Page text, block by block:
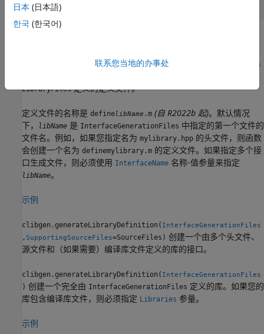
mex -setup
clibgen.generateLibraryDefinition(InterfaceGenerationFiles
LibraryFiles定义的定义文件。
定义文件的名称是 definelibName .m (自 R2022b 起)。默认情况
下，
libName 是 InterfaceGenerationFiles 中指定的第一个文件的
文件名。例如，如果您指定名为 mylibrary.hpp 的头文件，则函数
会创建一个名为 definemylibrary.m 的定义文件。如果指定多个接
口生成文件，则必须使用 InterfaceName 名称-值参量来指定
libName。
示例
clibgen.generateLibraryDefinition( InterfaceGenerationFiles
, SupportingSourceFiles=SourceFiles) 创建一个由多个头文件、
源文件和（如果需要）编译库文件定义的库的接口。
clibgen.generateLibraryDefinition( InterfaceGenerationFiles
) 创建一个完全由 InterfaceGenerationFiles 定义的库。如果您的
库包含编译库文件，则必须指定 Libraries 参量。
示例
日本 (日本語)
한국 (한국어)
联系您当地的办事处